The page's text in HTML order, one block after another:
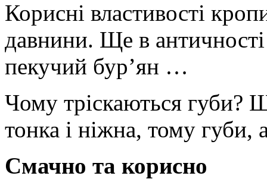
Корисні властивості
давнини. Ще в античності
пекучий бур’ян …
Чому тріскаються губи?
тонка і ніжна, тому
Смачно та корисно